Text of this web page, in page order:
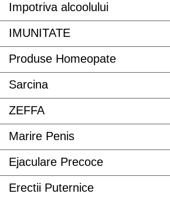
Impotriva alcoolului
IMUNITATE
Produse Homeopate
Sarcina
ZEFFA
Marire Penis
Ejaculare Precoce
Erectii Puternice